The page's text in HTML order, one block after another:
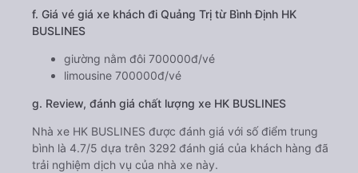
f. Giá vé giá xe khách đi Quảng Trị từ Bình Định HK
BUSLINES
giường nằm đôi 700000đ/vé
limousine 700000đ/vé
g. Review, đánh giá chất lượng xe HK BUSLINES
Nhà xe HK BUSLINES được đánh giá với số điểm trung
bình là 4.7/5 dựa trên 3292 đánh giá của khách hàng đã
trải nghiệm dịch vụ của nhà xe này.